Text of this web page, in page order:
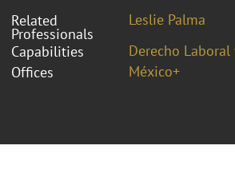
Related
Professionals
Leslie Palma
Capabilities
Derecho Laboral
Offices
México+